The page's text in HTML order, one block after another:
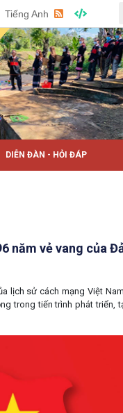
Tiếng Anh
DIỄN ĐÀN - HỎI ĐÁP
năm vẻ vang của
lịch sử cách mạng Việt
trong tiến trình phát triển,